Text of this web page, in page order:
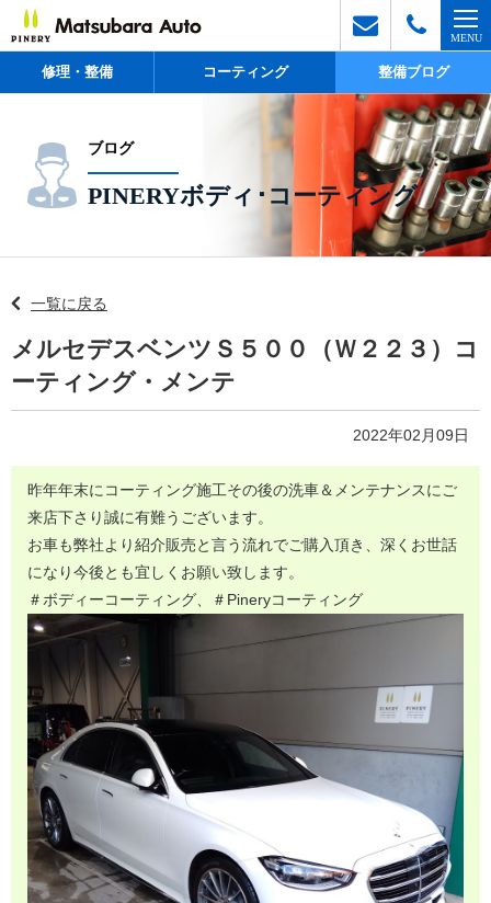
修理・整備 コーティング 整備ブログ
ブログ
PINERYボディ･コーティング
一覧に戻る
メルセデスベンツＳ５００（Ｗ２２３）コ
ーティング・メンテ
2022年02月09日
昨年年末にコーティング施工その後の洗車＆メンテナンスにご
来店下さり誠に有難うございます。
お車も弊社より紹介販売と言う流れでご購入頂き、深くお世話
になり今後とも宜しくお願い致します。
＃ボディーコーティング、＃Pineryコーティング